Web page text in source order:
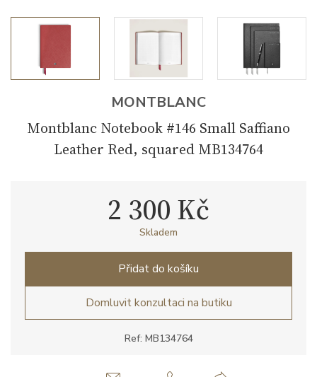
MONTBLANC
Montblanc Notebook #146 Small Saffiano
Leather Red, squared MB134764
Ref: MB134764
2 300 Kč
Skladem
Přidat do košíku
Domluvit konzultaci na butiku